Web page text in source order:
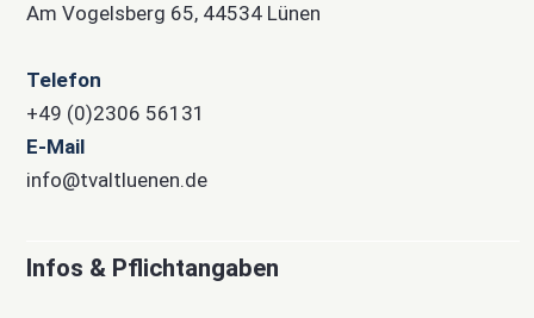
Am Vogelsberg 65, 44534 Lünen
Telefon
+49 (0)2306 56131
E-Mail
info@tvaltluenen.de
Infos & Pflichtangaben